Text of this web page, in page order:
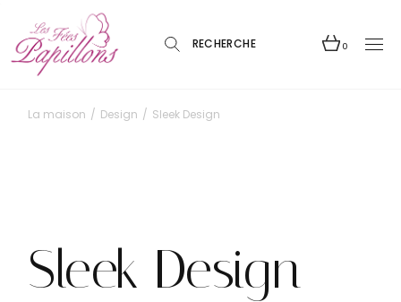
content 0
La maison Design Sleek Design
Sleek Design